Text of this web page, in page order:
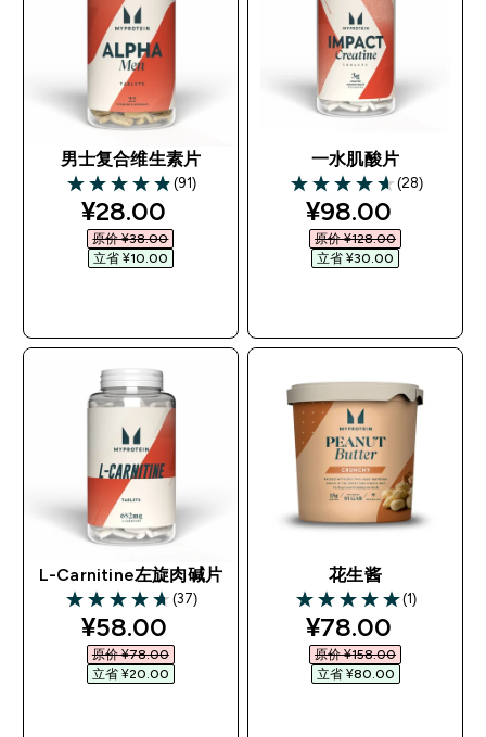
男士复合维生素片
4.86 out of 5 stars
(91)
discounted price
¥28.00‎
原价 ¥38.00‎
立省 ¥10.00‎
一水肌酸片
4.64 out of 5 stars
(28)
discounted
¥98.00‎
原价 ¥128.00‎
立省 ¥30.00‎
L-Carnitine左旋肉碱片
4.7 out of 5 stars
(37)
discounted price
¥58.00‎
原价 ¥78.00‎
立省 ¥20.00‎
花生酱
5 out of 5 stars
(1)
discounted
¥78.00‎
原价 ¥158.00‎
立省 ¥80.00‎